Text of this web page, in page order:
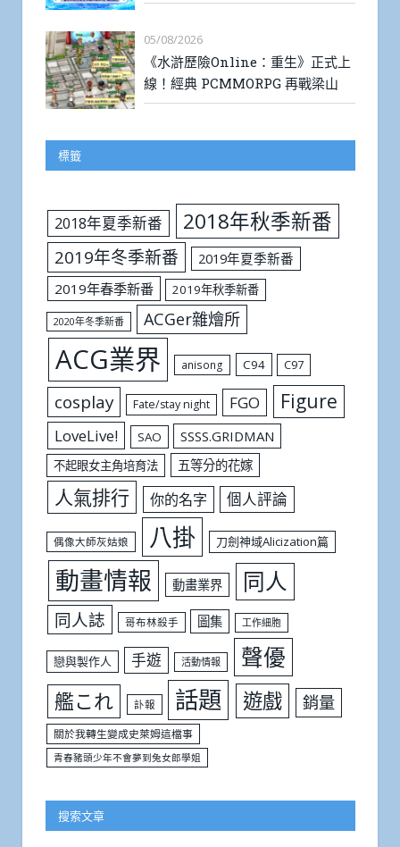
05/08/2026
《水滸歷險Online：重生》正式上
線！經典 PCMMORPG 再戰梁山
標籤
2018年夏季新番 2018年秋季新番
2019年冬季新番
2019年夏季新番
2019年春季新番
2019年秋季新番
2020年冬季新番 ACGer雜燴所
ACG業界 anisong C94 C97
cosplay Fate/stay night FGO Figure
LoveLive! SAO SSSS.GRIDMAN
不起眼女主角培育法 五等分的花嫁
人氣排行 你的名字 個人評論
偶像大師灰姑娘 八掛 刀劍神域Alicization篇
動畫情報 動畫業界 同人
同人誌 哥布林殺手 圖集 工作細胞
戀與製作人 手遊 活動情報 聲優
艦これ 訃報 話題 遊戲 銷量
關於我轉生變成史萊姆這檔事
青春豬頭少年不會夢到兔女郎學姐
搜索文章